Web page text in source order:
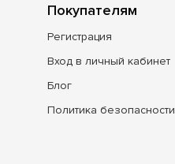
Покупателям
Регистрация
Вход в личный кабинет
Блог
Политика безопасности